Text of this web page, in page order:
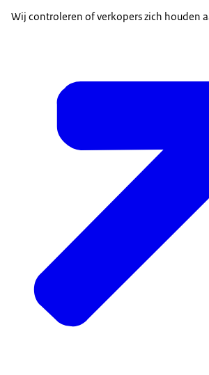
Wij controleren of verkopers zich houden